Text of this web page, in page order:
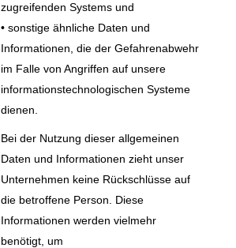
zugreifenden Systems und
• sonstige ähnliche Daten und
Informationen, die der Gefahrenabwehr
im Falle von Angriffen auf unsere
informationstechnologischen Systeme
dienen.
Bei der Nutzung dieser allgemeinen
Daten und Informationen zieht unser
Unternehmen keine Rückschlüsse auf
die betroffene Person. Diese
Informationen werden vielmehr
benötigt, um